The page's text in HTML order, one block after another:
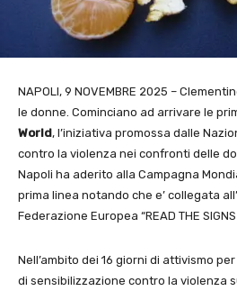
NAPOLI, 9 NOVEMBRE 2025 –
le donne. Cominciano ad arrivare le
World, l’iniziativa promossa dalle
contro la violenza nei confronti delle
Napoli ha aderito alla Campagna
prima linea notando che e’ collegata
Federazione Europea “READ THE SIGNS
Nell’ambito dei 16 giorni di attivismo
di sensibilizzazione contro la violenza